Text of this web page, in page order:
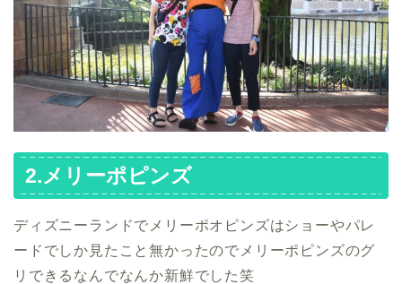
2.メリーポピンズ
ディズニーランドでメリーポオピンズはショーやパレ
ードでしか見たこと無かったのでメリーポピンズのグ
リできるなんでなんか新鮮でした笑